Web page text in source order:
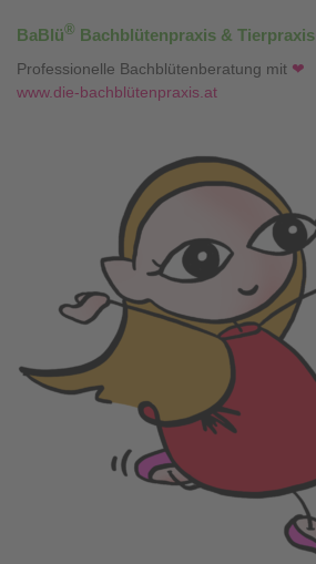
BaBlü® Bachblütenpraxis & Tierpraxis
Professionelle Bachblütenberatung mit ❤
www.die-bachblütenpraxis.at